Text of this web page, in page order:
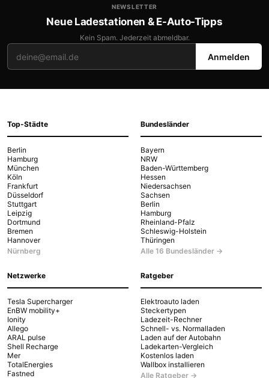
NEWSLETTER
Neue Ladestationen & E-Auto-Tipps
Kein Spam. Jederzeit abmeldbar.
Anmelden
Top-Städte
Berlin
Hamburg
München
Köln
Frankfurt
Düsseldorf
Stuttgart
Leipzig
Dortmund
Bremen
Hannover
Nürnberg
Bundesländer
Bayern
NRW
Baden-Württemberg
Hessen
Niedersachsen
Sachsen
Berlin
Hamburg
Rheinland-Pfalz
Schleswig-Holstein
Thüringen
Alle 16 Bundesländer →
Netzwerke
Tesla Supercharger
EnBW mobility+
Ionity
Allego
ARAL pulse
Shell Recharge
Mer
TotalEnergies
Fastned
Ratgeber
Elektroauto laden
Steckertypen
Ladezeit-Rechner
Schnell- vs. Normalladen
Laden auf der Autobahn
Ladekarten-Vergleich
Kostenlos laden
Wallbox installieren
Alle Ratgeber →